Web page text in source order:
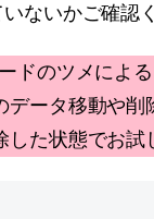
ないかご確認
ドのツメによ
データ移動や削
た状態でお試